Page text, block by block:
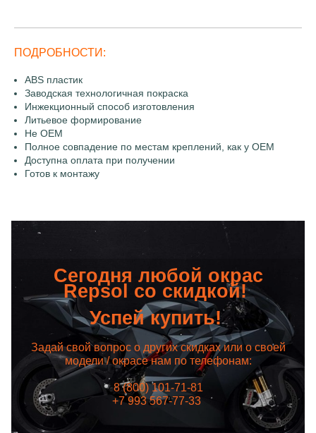
ПОДРОБНОСТИ:
ABS пластик
Заводская технологичная покраска
Инжекционный способ изготовления
Литьевое формирование
Не OEM
Полное совпадение по местам креплений, как у OEM
Доступна оплата при получении
Готов к монтажу
Сегодня любой окрас
Repsol со скидкой!
Успей купить!
Задай свой вопрос о других скидках или о своей
модели / окрасе нам по телефонам:
8 (800) 101-71-81
+7 993 567-77-33